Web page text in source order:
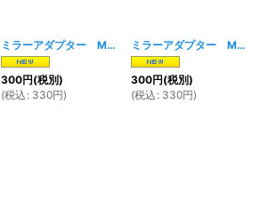
絞り込む
1842w ]
ミラーアダプター M8正→M8逆 [1925w]
300円(税別)
(税込 : 330円)
ミラーアダプター M10正→M8逆
300円(税別)
(税込 : 330円)